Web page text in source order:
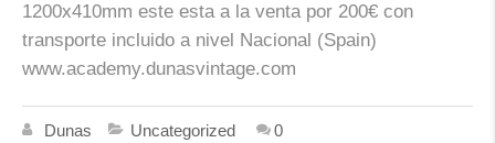
1200x410mm este esta a la venta por 200€ con
transporte incluido a nivel Nacional (Spain)
www.academy.dunasvintage.com
Dunas Uncategorized 0